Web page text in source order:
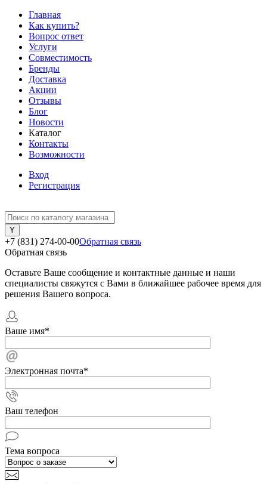
Главная
Как купить?
Вопрос ответ
Услуги
Совместимость
Бренды
Доставка
Акции
Отзывы
Блог
Новости
Каталог
Контакты
Возможности
Вход
Регистрация
+7 (831) 274-00-00Обратная связь
Обратная связь
Оставьте Ваше сообщение и контактные данные и наши
специалисты свяжутся с Вами в ближайшее рабочее время для
решения Вашего вопроса.
Ваше имя*
Электронная почта*
Ваш телефон
Тема вопроса